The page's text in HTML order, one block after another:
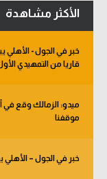
الأكثر مشاهدة
قاريا من التمهيدي
ميدو: الزمالك وقع في
موقفنا
خبر في الجول – الأهلي